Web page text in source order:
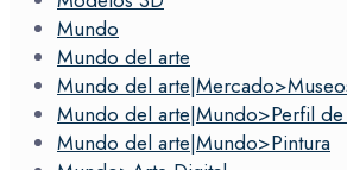
Mundo
Mundo del arte
Mundo del
Mundo del arte|Mundo>Perfil de
Mundo del arte|Mundo>Pintura